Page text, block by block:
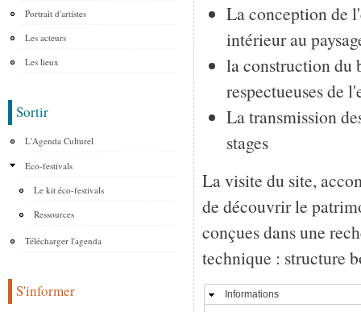
Portrait d'artistes
Les acteurs
Les lieux
Sortir
L'Agenda Culturel
Eco-festivals
Le kit éco-festivals
Ressources
Télécharger l'agenda
S'informer
La conception de
intérieur au
la construction du
respectueuses de
La transmission
stages
La visite du site,
de découvrir le
conçues dans une
technique : structure
Masquer
Informations